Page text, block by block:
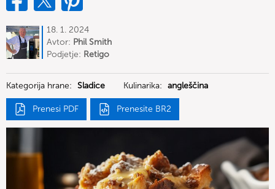
18. 1. 2024
Avtor: Phil Smith
Podjetje: Retigo
Kategorija hrane: Sladice Kulinarika: angleščina
Prenesi PDF Prenesite BR2